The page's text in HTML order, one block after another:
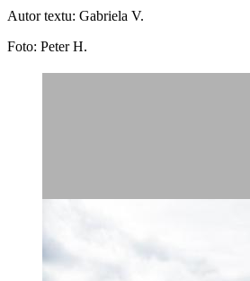
Autor textu: Gabriela V.
Foto: Peter H.